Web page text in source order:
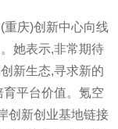
重庆)创新中心向线
她表示,非常期待
新生态,寻求新的
育平台价值。氪空
创新创业基地链接